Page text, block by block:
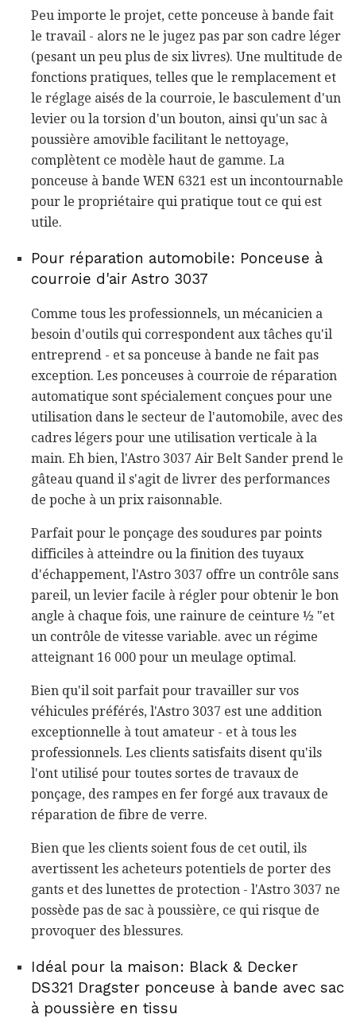
Peu importe le projet, cette ponceuse à bande fait
le travail - alors ne le jugez pas par son cadre léger
(pesant un peu plus de six livres). Une multitude de
fonctions pratiques, telles que le remplacement et
le réglage aisés de la courroie, le basculement d'un
levier ou la torsion d'un bouton, ainsi qu'un sac à
poussière amovible facilitant le nettoyage,
complètent ce modèle haut de gamme. La
ponceuse à bande WEN 6321 est un incontournable
pour le propriétaire qui pratique tout ce qui est
utile.
Pour réparation automobile: Ponceuse à
courroie d'air Astro 3037
Comme tous les professionnels, un mécanicien a
besoin d'outils qui correspondent aux tâches qu'il
entreprend - et sa ponceuse à bande ne fait pas
exception. Les ponceuses à courroie de réparation
automatique sont spécialement conçues pour une
utilisation dans le secteur de l'automobile, avec des
cadres légers pour une utilisation verticale à la
main. Eh bien, l'Astro 3037 Air Belt Sander prend le
gâteau quand il s'agit de livrer des performances
de poche à un prix raisonnable.
Parfait pour le ponçage des soudures par points
difficiles à atteindre ou la finition des tuyaux
d'échappement, l'Astro 3037 offre un contrôle sans
pareil, un levier facile à régler pour obtenir le bon
angle à chaque fois, une rainure de ceinture ½ "et
un contrôle de vitesse variable. avec un régime
atteignant 16 000 pour un meulage optimal.
Bien qu'il soit parfait pour travailler sur vos
véhicules préférés, l'Astro 3037 est une addition
exceptionnelle à tout amateur - et à tous les
professionnels. Les clients satisfaits disent qu'ils
l'ont utilisé pour toutes sortes de travaux de
ponçage, des rampes en fer forgé aux travaux de
réparation de fibre de verre.
Bien que les clients soient fous de cet outil, ils
avertissent les acheteurs potentiels de porter des
gants et des lunettes de protection - l'Astro 3037 ne
possède pas de sac à poussière, ce qui risque de
provoquer des blessures.
Idéal pour la maison: Black & Decker
DS321 Dragster ponceuse à bande avec sac
à poussière en tissu